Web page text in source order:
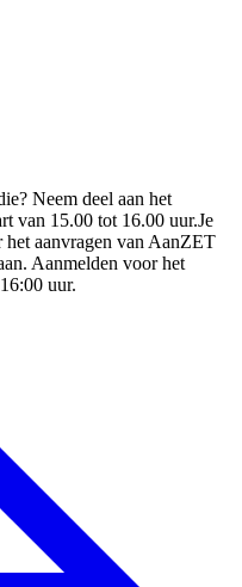
Neem deel aan het
van 15.00 tot 16.00 uur.Je
aanvragen van AanZET
Aanmelden voor het
uur.